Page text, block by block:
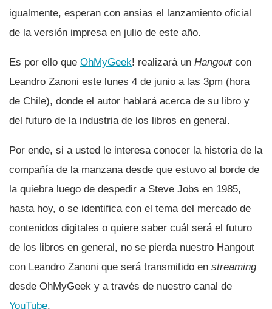
igualmente, esperan con ansias el lanzamiento oficial
de la versión impresa en julio de este año.
Es por ello que OhMyGeek! realizará un Hangoutcon
Leandro Zanoni este lunes 4 de junio a las 3pm (hora
de Chile), donde el autor hablará acerca de su libro y
del futuro de la industria de los libros en general.
Por ende, si a usted le interesa conocer la historia de la
compañí­a de la manzana desde que estuvo al borde de
la quiebra luego de despedir a Steve Jobs en 1985,
hasta hoy, o se identifica con el tema del mercado de
contenidos digitales o quiere saber cuál será el futuro
de los libros en general, no se pierda nuestro Hangout
con Leandro Zanoni que será transmitido en streaming
desde OhMyGeek y a través de nuestro canal de
YouTube.